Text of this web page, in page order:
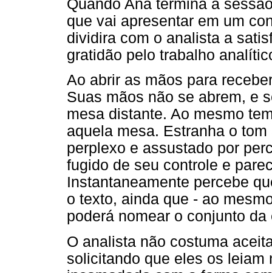
Quando Ana termina a
que vai apresentar em um
dividira com o analista a
gratidão pelo trabalho
Ao abrir as mãos para
Suas mãos não se abrem, e
mesa distante. Ao mesmo
aquela mesa. Estranha o
perplexo e assustado por
fugido de seu controle e
Instantaneamente percebe
o texto, ainda que - ao
poderá nomear o conjunto
O analista não costuma
solicitando que eles os